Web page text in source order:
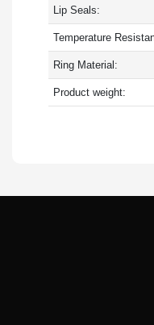
Lip Seals:
Temperature
Ring Material:
Product weight: